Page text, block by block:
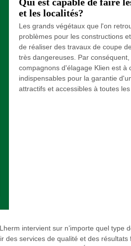
et les localités?
Les grands végétaux que l'on
problèmes pour les constructions
de réaliser des travaux de coupe
très dangereuses. Par
compagnons d'élagage Klien est à
indispensables pour la garantie
attractifs et accessibles à toutes les
intervient sur n’importe quel type
services de qualité et des